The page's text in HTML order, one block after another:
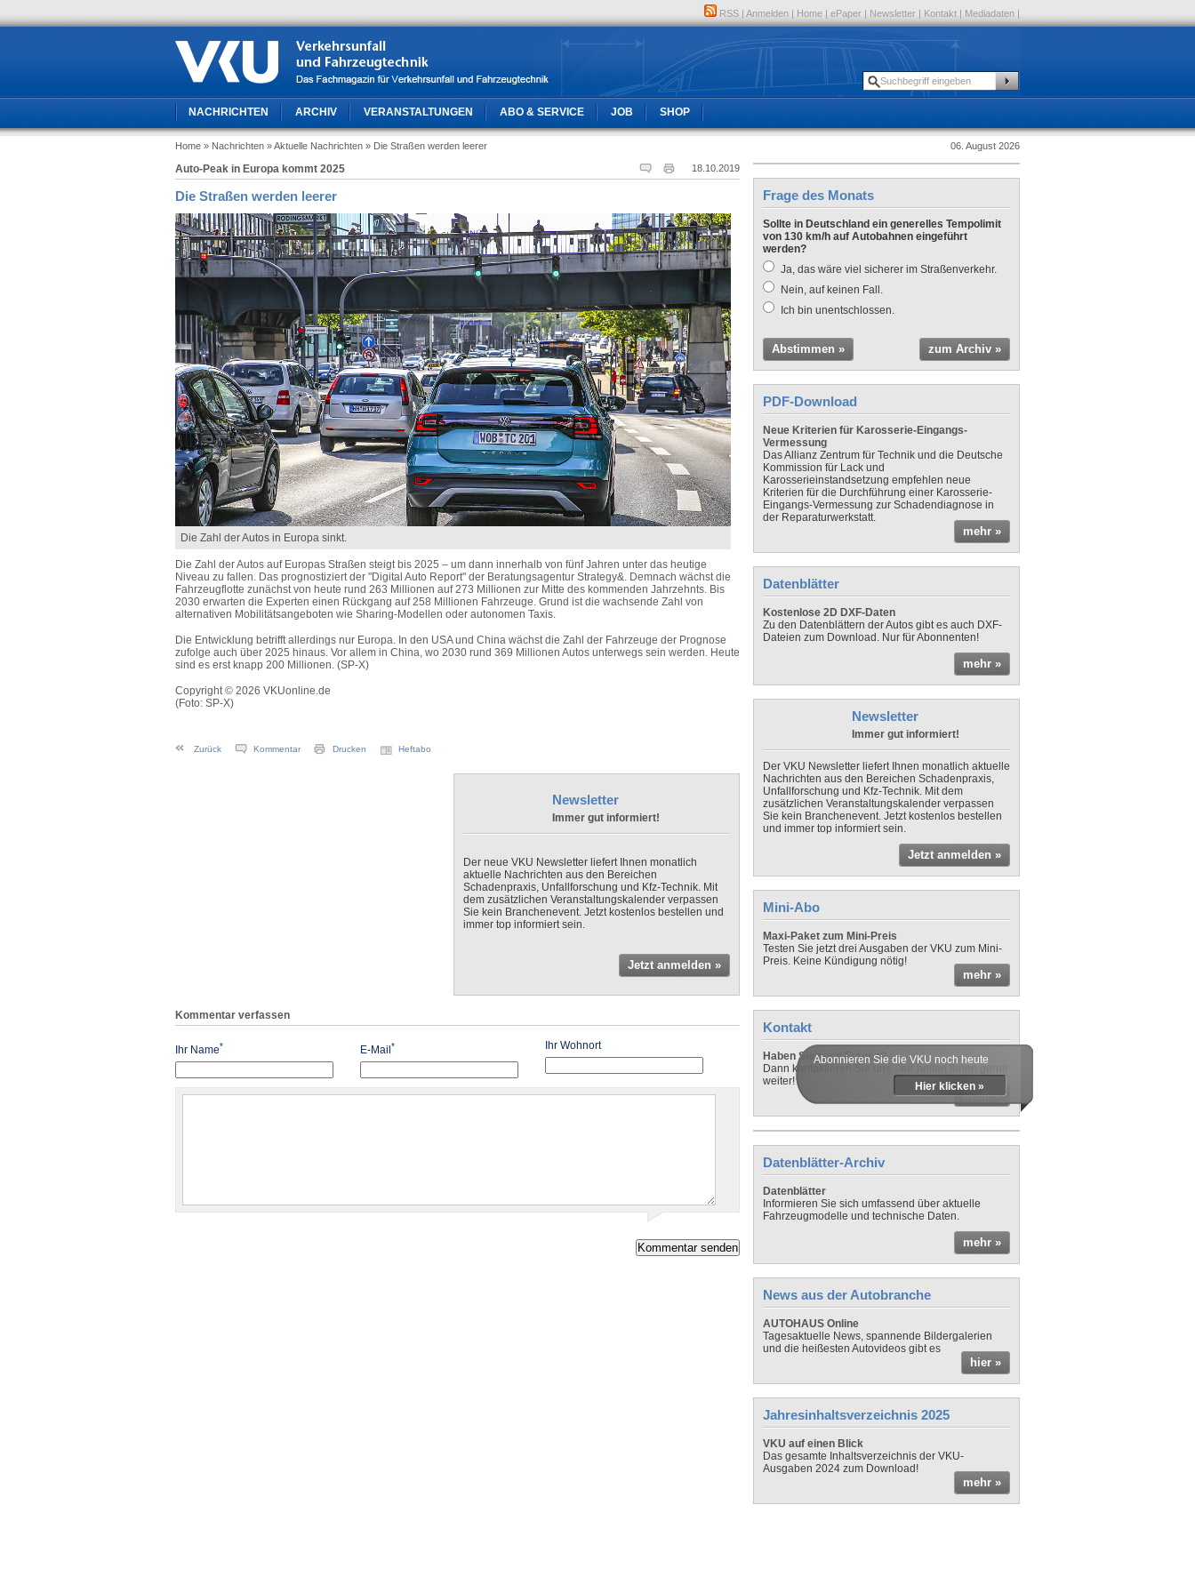
RSS | Anmelden | Home | ePaper | Newsletter | Kontakt | Mediadaten |
NACHRICHTEN ARCHIV VERANSTALTUNGEN ABO & SERVICE JOB SHOP
Home » Nachrichten » Aktuelle Nachrichten » Die Straßen werden leerer 06. August 2026
18.10.2019
Auto-Peak in Europa kommt 2025
Die Straßen werden leerer
Die Zahl der Autos in Europa sinkt.
Die Zahl der Autos auf Europas Straßen steigt bis 2025 – um dann innerhalb von fünf Jahren unter das heutige
Niveau zu fallen. Das prognostiziert der "Digital Auto Report" der Beratungsagentur Strategy&. Demnach wächst die
Fahrzeugflotte zunächst von heute rund 263 Millionen auf 273 Millionen zur Mitte des kommenden Jahrzehnts. Bis
2030 erwarten die Experten einen Rückgang auf 258 Millionen Fahrzeuge. Grund ist die wachsende Zahl von
alternativen Mobilitätsangeboten wie Sharing-Modellen oder autonomen Taxis.
Die Entwicklung betrifft allerdings nur Europa. In den USA und China wächst die Zahl der Fahrzeuge der Prognose
zufolge auch über 2025 hinaus. Vor allem in China, wo 2030 rund 369 Millionen Autos unterwegs sein werden. Heute
sind es erst knapp 200 Millionen. (SP-X)
Copyright © 2026 VKUonline.de
(Foto: SP-X)
Zurück Kommentar Drucken Heftabo
Newsletter
Immer gut informiert!
Der neue VKU Newsletter liefert Ihnen monatlich
aktuelle Nachrichten aus den Bereichen
Schadenpraxis, Unfallforschung und Kfz-Technik. Mit
dem zusätzlichen Veranstaltungskalender verpassen
Sie kein Branchenevent. Jetzt kostenlos bestellen und
immer top informiert sein.
Jetzt anmelden »
Kommentar verfassen
Ihr Name* E-Mail* Ihr Wohnort
Frage des Monats
Sollte in Deutschland ein generelles Tempolimit
von 130 km/h auf Autobahnen eingeführt
werden?
Ja, das wäre viel sicherer im Straßenverkehr.
Nein, auf keinen Fall.
Ich bin unentschlossen.
Abstimmen » zum Archiv »
PDF-Download
Neue Kriterien für Karosserie-Eingangs-
Vermessung
Das Allianz Zentrum für Technik und die Deutsche
Kommission für Lack und
Karosserieinstandsetzung empfehlen neue
Kriterien für die Durchführung einer Karosserie-
Eingangs-Vermessung zur Schadendiagnose in
der Reparaturwerkstatt.
mehr »
Datenblätter
Kostenlose 2D DXF-Daten
Zu den Datenblättern der Autos gibt es auch DXF-
Dateien zum Download. Nur für Abonnenten!
mehr »
Newsletter
Immer gut informiert!
Der VKU Newsletter liefert Ihnen monatlich aktuelle
Nachrichten aus den Bereichen Schadenpraxis,
Unfallforschung und Kfz-Technik. Mit dem
zusätzlichen Veranstaltungskalender verpassen
Sie kein Branchenevent. Jetzt kostenlos bestellen
und immer top informiert sein.
Jetzt anmelden »
Mini-Abo
Maxi-Paket zum Mini-Preis
Testen Sie jetzt drei Ausgaben der VKU zum Mini-
Preis. Keine Kündigung nötig!
mehr »
Kontakt
Haben Sie noch Fragen?
Dann kontaktieren Sie uns - wir helfen Ihnen gerne
weiter!
mehr »
Abonnieren Sie die VKU noch heute
Hier klicken »
Datenblätter-Archiv
Datenblätter
Informieren Sie sich umfassend über aktuelle
Fahrzeugmodelle und technische Daten.
mehr »
News aus der Autobranche
AUTOHAUS Online
Tagesaktuelle News, spannende Bildergalerien
und die heißesten Autovideos gibt es
hier »
Jahresinhaltsverzeichnis 2025
VKU auf einen Blick
Das gesamte Inhaltsverzeichnis der VKU-
Ausgaben 2024 zum Download!
mehr »